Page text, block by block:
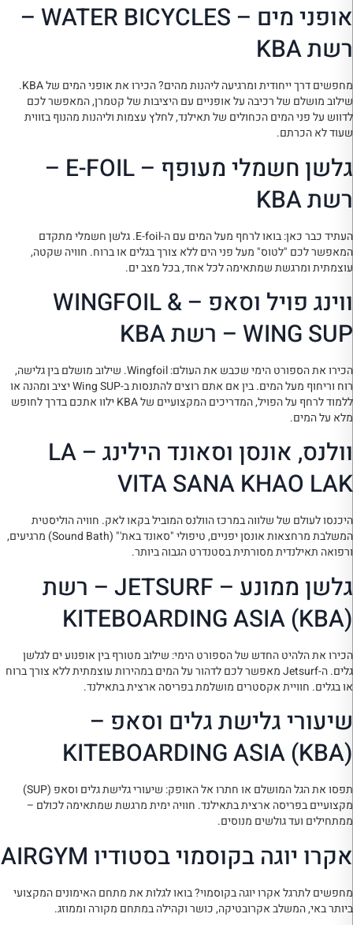
אופני מים – WATER BICYCLES –
רשת KBA
מחפשים דרך ייחודית ומרגיעה ליהנות מהים? הכירו את אופני המים של KBA.
שילוב מושלם של רכיבה על אופניים עם היציבות של קטמרן, המאפשר לכם
לדווש על פני המים הכחולים של תאילנד, לחלץ עצמות וליהנות מהנוף בזווית
שעוד לא הכרתם.
גלשן חשמלי מעופף – E-FOIL –
רשת KBA
העתיד כבר כאן: בואו לרחף מעל המים עם ה-E-foil. גלשן חשמלי מתקדם
המאפשר לכם "לטוס" מעל פני הים ללא צורך בגלים או ברוח. חוויה שקטה,
עוצמתית ומרגשת שמתאימה לכל אחד, בכל מצב ים.
ווינג פויל וסאפ – WINGFOIL &
WING SUP – רשת KBA
הכירו את הספורט הימי שכבש את העולם: Wingfoil. שילוב מושלם בין גלישה,
רוח וריחוף מעל המים. בין אם אתם רוצים להתנסות ב-Wing SUP יציב ומהנה או
ללמוד לרחף על הפויל, המדריכים המקצועיים של KBA ילוו אתכם בדרך לחופש
מלא על המים.
וולנס, אונסן וסאונד הילינג – LA
VITA SANA KHAO LAK
היכנסו לעולם של שלווה במרכז הוולנס המוביל בקאו לאק. חוויה הוליסטית
המשלבת מרחצאות אונסן יפניים, טיפולי "סאונד באת'" (Sound Bath) מרגיעים,
ורפואה תאילנדית מסורתית בסטנדרט הגבוה ביותר.
גלשן ממונע – JETSURF – רשת
KITEBOARDING ASIA (KBA)
הכירו את הלהיט החדש של הספורט הימי: שילוב מטורף בין אופנוע ים לגלשן
גלים. ה-Jetsurf מאפשר לכם לדהור על המים במהירות עוצמתית ללא צורך ברוח
או בגלים. חוויית אקסטרים מושלמת בפריסה ארצית בתאילנד.
שיעורי גלישת גלים וסאפ –
KITEBOARDING ASIA (KBA)
תפסו את הגל המושלם או חתרו אל האופק: שיעורי גלישת גלים וסאפ (SUP)
מקצועיים בפריסה ארצית בתאילנד. חוויה ימית מרגשת שמתאימה לכולם –
ממתחילים ועד גולשים מנוסים.
אקרו יוגה בקוסמוי בסטודיו AIRGYM
מחפשים לתרגל אקרו יוגה בקוסמוי? בואו לגלות את מתחם האימונים המקצועי
ביותר באי, המשלב אקרובטיקה, כושר וקהילה במתחם מקורה וממוזג.